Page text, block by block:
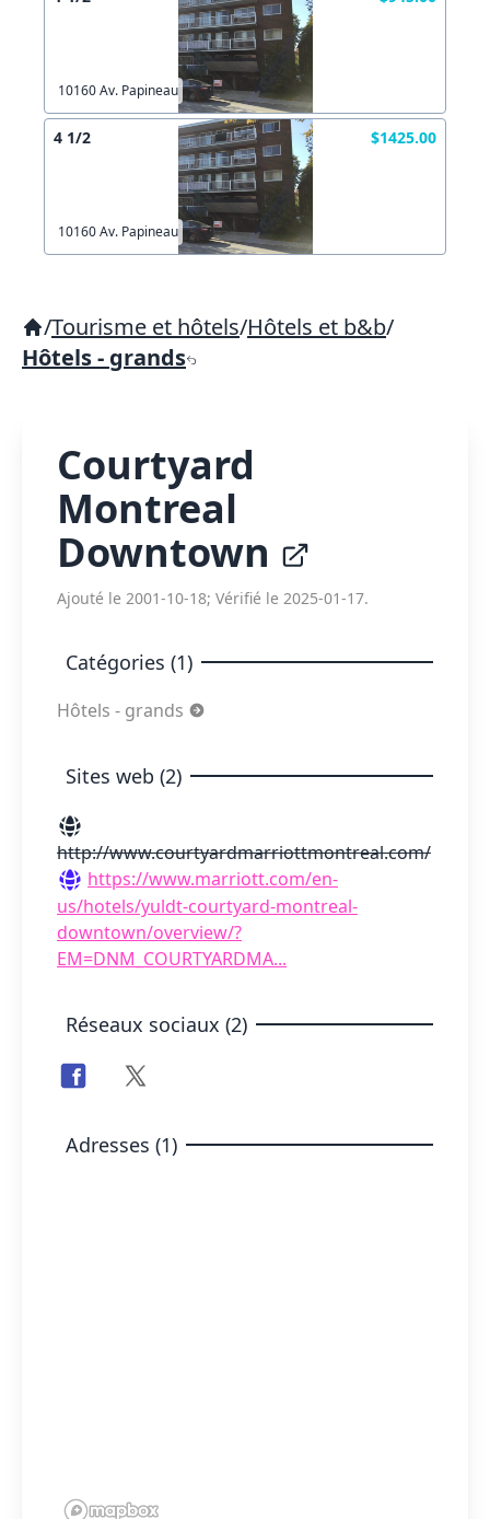
10160 Av. Papineau
4 1/2 $1425.00
10160 Av. Papineau
/Tourisme et hôtels/Hôtels et b&b/
Hôtels - grands
Courtyard
Montreal
Downtown
Ajouté le 2001-10-18; Vérifié le 2025-01-17.
Catégories (1)
Hôtels - grands
Sites web (2)
http://www.courtyardmarriottmontreal.com/
https://www.marriott.com/en-
us/hotels/yuldt-courtyard-montreal-
downtown/overview/?
EM=DNM_COURTYARDMA...
Réseaux sociaux (2)
Adresses (1)